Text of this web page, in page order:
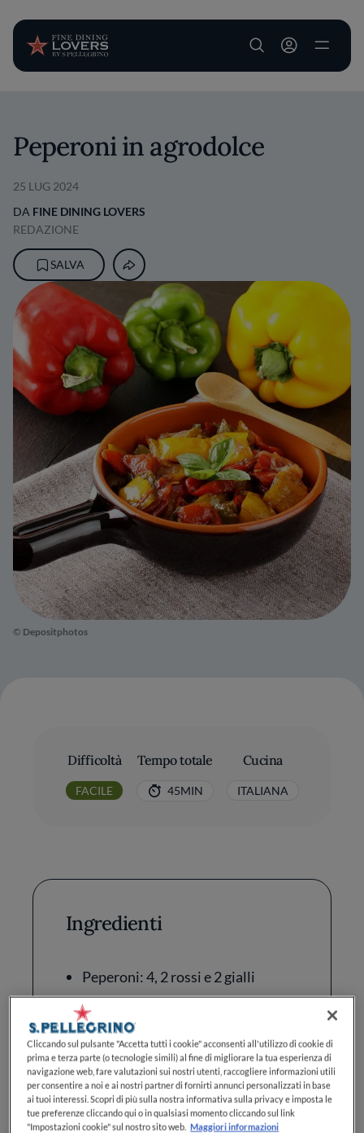
User account
© Depositphotos
Peperoni in agrodolce
25 LUG 2024
DA FINE DINING LOVERS
REDAZIONE
SALVA
Difficoltà
FACILE
Tempo totale
45MIN
Cucina
ITALIANA
Ingredienti
Peperoni: 4, 2 rossi e 2 gialli
Cipolle: 1
Olio Extravergine di Oliva: 2
cucchiai
Aceto di Vino Bianco: 3 cucchiai
Zucchero: 2 cucchiai
Cliccando sul pulsante "Accetta tutti i cookie" acconsenti all'utilizzo di cookie di
prima e terza parte (o tecnologie simili) al fine di migliorare la tua esperienza di
navigazione web, fare valutazioni sui nostri utenti, raccogliere informazioni utili
per consentire a noi e ai nostri partner di fornirti annunci personalizzati in base
ai tuoi interessi. Scopri di più sulla nostra informativa sulla privacy e imposta le
tue preferenze cliccando qui o in qualsiasi momento cliccando sul link
"Impostazioni cookie" sul nostro sito web. Maggiori informazioni